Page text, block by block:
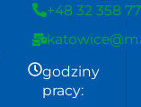
+48 32 358
godziny
pracy: